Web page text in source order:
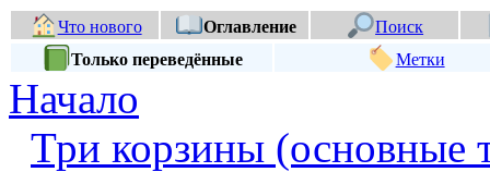
Что нового Оглавление
Поиск
Только переведённые
Метки
Начало
Три корзины (основные